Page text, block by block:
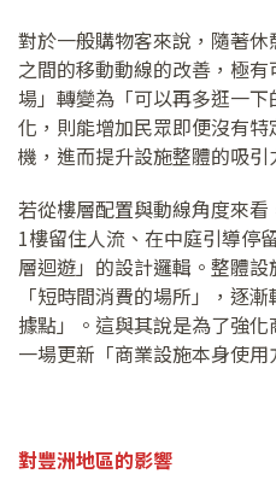
對於一般購物客來說，隨著
之間的移動動線的改善，極
場」轉變為「可以再多逛一
化，則能增加民眾即便沒有
機，進而提升設施整體的吸引
若從樓層配置與動線角度來
1樓留住人流、在中庭引導停
層迴遊」的設計邏輯。整體
「短時間消費的場所」，逐
據點」。這與其說是為了強
一場更新「商業設施本身使用
對豐洲地區的影響